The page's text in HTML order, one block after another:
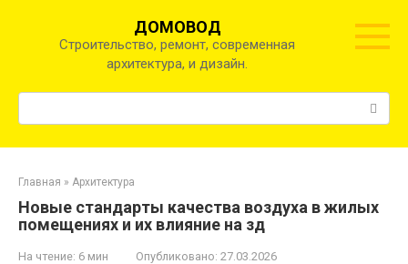
ДОМОВОД
Строительство, ремонт, современная
архитектура, и дизайн.
Главная » Архитектура
Новые стандарты качества воздуха в жилых
помещениях и их влияние на зд
На чтение: 6 мин Опубликовано: 27.03.2026